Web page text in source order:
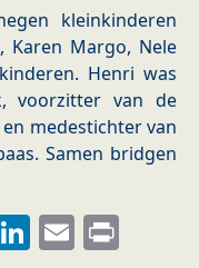
kleinkinderen
Karen Margo, Nele
Henri was
voorzitter van de
medestichter van
Samen bridgen
LinkedIn
Email